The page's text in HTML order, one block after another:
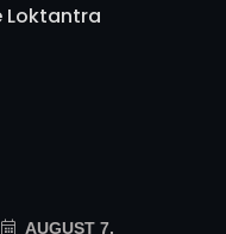
Loktantra
AUGUST 7,